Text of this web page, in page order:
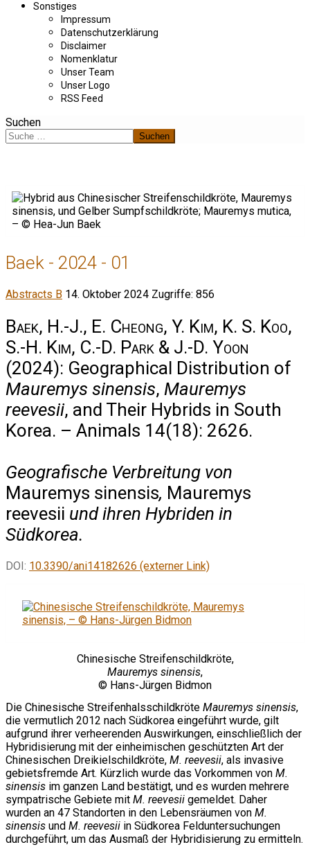
Sonstiges
Impressum
Datenschutzerklärung
Disclaimer
Nomenklatur
Unser Team
Unser Logo
RSS Feed
Suchen
Suchen
Baek - 2024 - 01
Abstracts B 14. Oktober 2024 Zugriffe: 856
Baek, H.-J., E. Cheong, Y. Kim, K. S. Koo,
S.-H. Kim, C.-D. Park & J.-D. Yoon
(2024): Geographical Distribution of
Mauremys sinensis, Mauremys
reevesii, and Their Hybrids in South
Korea. – Animals 14(18): 2626.
Geografische Verbreitung von
Mauremys sinensis, Mauremys
reevesii und ihren Hybriden in
Südkorea.
DOI: 10.3390/ani14182626 (externer Link)
Chinesische Streifenschildkröte,
Mauremys sinensis,
© Hans-Jürgen Bidmon
Die Chinesische Streifenhalsschildkröte Mauremys sinensis,
die vermutlich 2012 nach Südkorea eingeführt wurde, gilt
aufgrund ihrer verheerenden Auswirkungen, einschließlich der
Hybridisierung mit der einheimischen geschützten Art der
Chinesischen Dreikielschildkröte, M. reevesii, als invasive
gebietsfremde Art. Kürzlich wurde das Vorkommen von M.
sinensis im ganzen Land bestätigt, und es wurden mehrere
sympatrische Gebiete mit M. reevesii gemeldet. Daher
wurden an 47 Standorten in den Lebensräumen von M.
sinensis und M. reevesii in Südkorea Felduntersuchungen
durchgeführt, um das Ausmaß der Hybridisierung zu ermitteln.